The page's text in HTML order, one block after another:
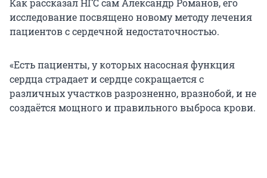
Как рассказал НГС сам Александр Романов, его
исследование посвящено новому методу лечения
пациентов с сердечной недостаточностью.
«Есть пациенты, у которых насосная функция
сердца страдает и сердце сокращается с
различных участков разрозненно, вразнобой, и не
создаётся мощного и правильного выброса крови.